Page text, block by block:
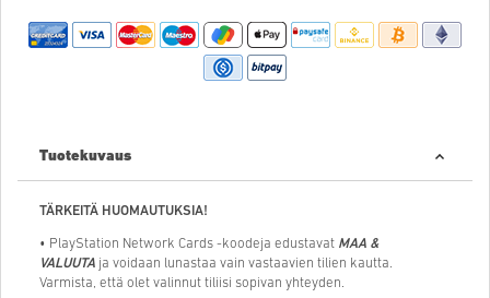
Tuotekuvaus
TÄRKEITÄ HUOMAUTUKSIA!
• PlayStation Network Cards -koodeja edustavat MAA &
VALUUTA ja voidaan lunastaa vain vastaavien tilien kautta.
Varmista, että olet valinnut tiliisi sopivan yhteyden.